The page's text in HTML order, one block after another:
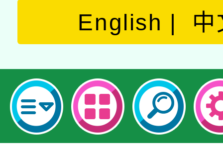
English 中